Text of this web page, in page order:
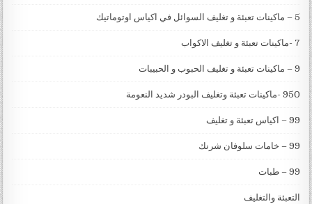
5 – ماكينات تعبئة و تغليف السوائل في اكياس اوتوماتيك
7 -ماكينات تعبئة و تغليف الاكواب
9 – ماكينات تعبئة و تغليف الحبوب و الحبيبات
950 -ماكينات تعبئة وتغليف البودر شديد النعومة
99 – اكياس تعبئة و تغليف
99 – خامات سلوفان شرنك
99 – طبات
التعبئة والتغليف